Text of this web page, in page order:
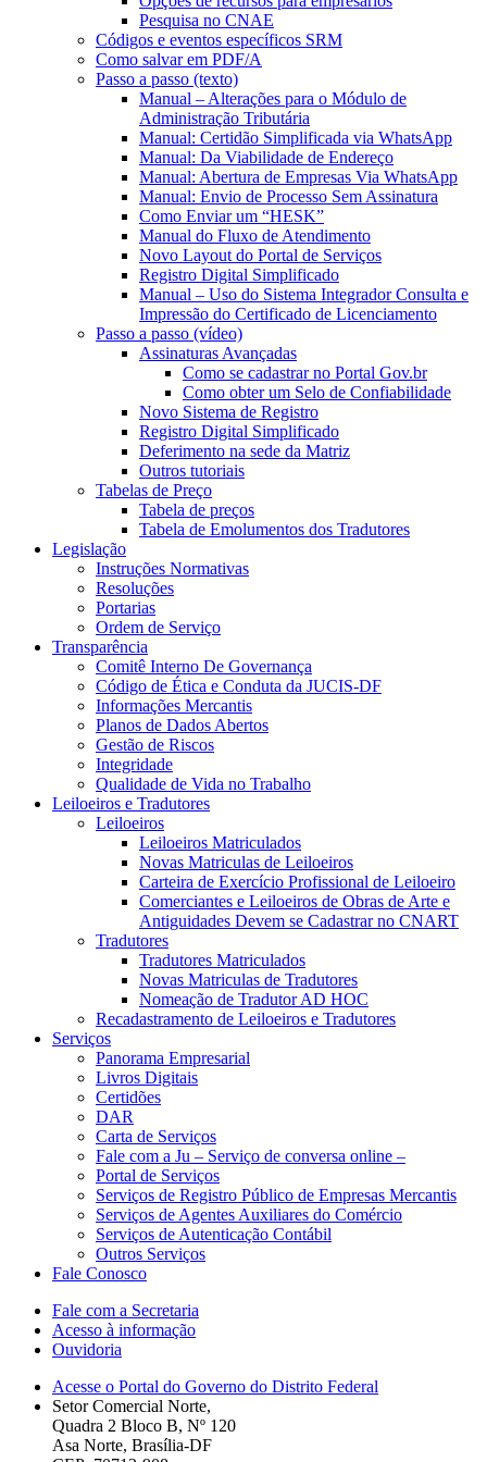
Pesquisa no CNAE
Códigos e eventos específicos SRM
Como salvar em PDF/A
Passo a passo (texto)
Manual – Alterações para o Módulo de
Administração Tributária
Manual: Certidão Simplificada via WhatsApp
Manual: Da Viabilidade de Endereço
Manual: Abertura de Empresas Via WhatsApp
Manual: Envio de Processo Sem Assinatura
Como Enviar um “HESK”
Manual do Fluxo de Atendimento
Novo Layout do Portal de Serviços
Registro Digital Simplificado
Manual – Uso do Sistema Integrador Consulta e
Impressão do Certificado de Licenciamento
Passo a passo (vídeo)
Assinaturas Avançadas
Como se cadastrar no Portal Gov.br
Como obter um Selo de Confiabilidade
Novo Sistema de Registro
Registro Digital Simplificado
Deferimento na sede da Matriz
Outros tutoriais
Tabelas de Preço
Tabela de preços
Tabela de Emolumentos dos Tradutores
Legislação
Instruções Normativas
Resoluções
Portarias
Ordem de Serviço
Transparência
Comitê Interno De Governança
Código de Ética e Conduta da JUCIS-DF
Informações Mercantis
Planos de Dados Abertos
Gestão de Riscos
Integridade
Qualidade de Vida no Trabalho
Leiloeiros e Tradutores
Leiloeiros
Leiloeiros Matriculados
Novas Matriculas de Leiloeiros
Carteira de Exercício Profissional de Leiloeiro
Comerciantes e Leiloeiros de Obras de Arte e
Antiguidades Devem se Cadastrar no CNART
Tradutores
Tradutores Matriculados
Novas Matriculas de Tradutores
Nomeação de Tradutor AD HOC
Recadastramento de Leiloeiros e Tradutores
Serviços
Panorama Empresarial
Livros Digitais
Certidões
DAR
Carta de Serviços
Fale com a Ju – Serviço de conversa online –
Portal de Serviços
Serviços de Registro Público de Empresas Mercantis
Serviços de Agentes Auxiliares do Comércio
Serviços de Autenticação Contábil
Outros Serviços
Fale Conosco
Fale com a Secretaria
Acesso à informação
Ouvidoria
Acesse o Portal do Governo do Distrito Federal
Setor Comercial Norte,
Quadra 2 Bloco B, Nº 120
Asa Norte, Brasília-DF